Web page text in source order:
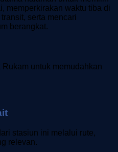
memperkirakan waktu tiba di
serta mencari
berangkat.
untuk memudahkan
stasiun ini melalui rute,
relevan.